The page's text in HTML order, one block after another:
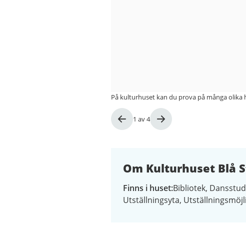
Bild
1 av4
På kulturhuset kan du prova på många
Om Kulturhuset Blå
Finns i huset Bibliotek
Utställningsyta